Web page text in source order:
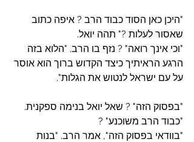
"היכן כאן הסוד כבוד הרב ? איפה כתוב
שאסור לעלות ?" תהה יואל.
"וכי אינך רואה" ? נזף בו הרב. "הלוא בזה
הרגע הראיתיך כיצד הקדוש ברוך הוא אוסר
על עם ישראל לנטוש את הגלות".
"בפסוק הזה" ? שאל יואל בנימה ספקנית.
"כבוד הרב משוכנע" ?
"בוודאי בפסוק הזה", אמר הרב. "בנות